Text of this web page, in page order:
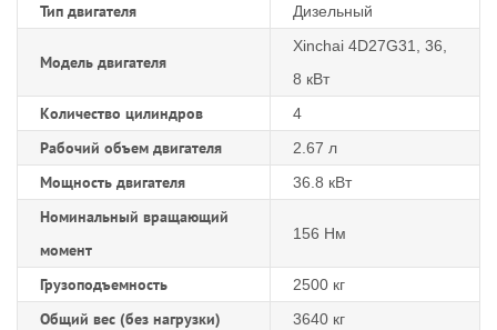
Тип двигателя Дизельный
Модель двигателя
Xinchai 4D27G31, 36,
8 кВт
Количество цилиндров 4
Рабочий объем двигателя 2.67 л
Мощность двигателя 36.8 кВт
Номинальный вращающий
момент
156 Нм
Грузоподъемность 2500 кг
Общий вес (без нагрузки) 3640 кг